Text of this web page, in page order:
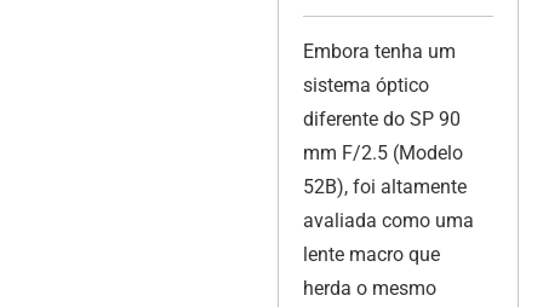
Embora tenha um
sistema óptico
diferente do SP 90
mm F/2.5 (Modelo
52B), foi altamente
avaliada como uma
lente macro que
herda o mesmo